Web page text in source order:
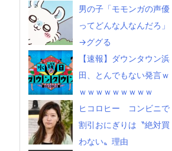
男の子「モモンガの声優
ってどんな人なんだろ」
→ググる
【速報】ダウンタウン浜
田、とんでもない発言ｗ
ｗｗｗｗｗｗｗｗｗ
ヒコロヒー コンビニで
割引おにぎりは〝絶対買
わない〟理由